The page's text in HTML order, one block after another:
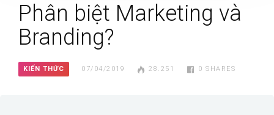
Phân biệt Marketing và
Branding?
KIẾN THỨC 07/04/2019 28.251 0 SHARES